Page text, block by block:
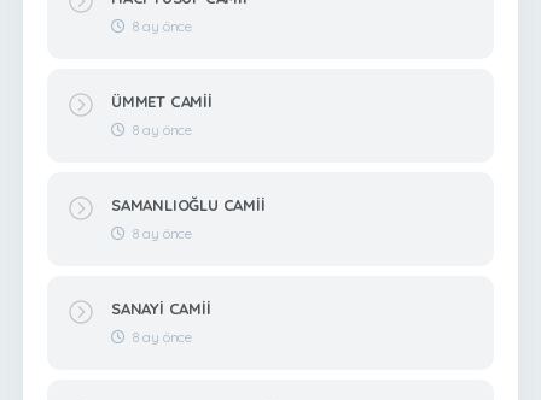
8 ay önce
ÜMMET CAMİİ
8 ay önce
SAMANLIOĞLU CAMİİ
8 ay önce
SANAYİ CAMİİ
8 ay önce